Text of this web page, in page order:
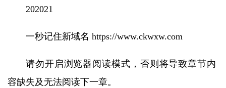
202021
一秒记住新域名 https://www.ckwxw.com
请勿开启浏览器阅读模式，否则将导致章节内
容缺失及无法阅读下一章。